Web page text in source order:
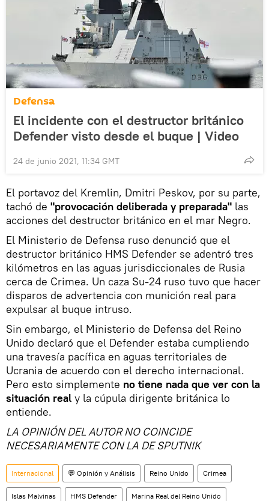
Defensa
El incidente con el destructor británico
Defender visto desde el buque | Video
24 de junio 2021, 11:34 GMT
El portavoz del Kremlin, Dmitri Peskov, por su parte,
tachó de "provocación deliberada y preparada" las
acciones del destructor británico en el mar Negro.
El Ministerio de Defensa ruso denunció que el
destructor británico HMS Defender se adentró tres
kilómetros en las aguas jurisdiccionales de Rusia
cerca de Crimea. Un caza Su-24 ruso tuvo que hacer
disparos de advertencia con munición real para
expulsar al buque intruso.
Sin embargo, el Ministerio de Defensa del Reino
Unido declaró que el Defender estaba cumpliendo
una travesía pacífica en aguas territoriales de
Ucrania de acuerdo con el derecho internacional.
Pero esto simplemente no tiene nada que ver con la
situación real y la cúpula dirigente británica lo
entiende.
LA OPINIÓN DEL AUTOR NO COINCIDE
NECESARIAMENTE CON LA DE SPUTNIK
Internacional 💬 Opinión y Análisis Reino Unido Crimea
Islas Malvinas HMS Defender Marina Real del Reino Unido